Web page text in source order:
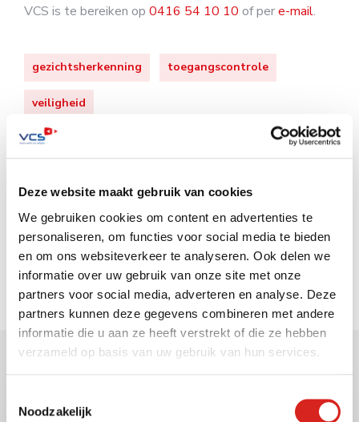
Deze website maakt gebruik van cookies
We gebruiken cookies om content en advertenties te
personaliseren, om functies voor social media te bieden
en om ons websiteverkeer te analyseren. Ook delen we
informatie over uw gebruik van onze site met onze
partners voor social media, adverteren en analyse. Deze
partners kunnen deze gegevens combineren met andere
informatie die u aan ze heeft verstrekt of die ze hebben
verzameld op basis van uw gebruik van hun services.
Noodzakelijk
VCS is te bereiken op 0416 54 10 10 of pere-mail.
gezichtsherkenning toegangscontrole
veiligheid
Zoeken op de website